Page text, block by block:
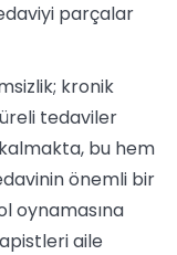
parçalar
kronik
tedaviler
bu hem
önemli bir
oynamasına
aile